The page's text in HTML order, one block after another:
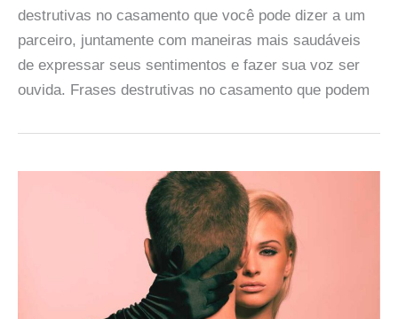
destrutivas no casamento que você pode dizer a um
parceiro, juntamente com maneiras mais saudáveis
de expressar seus sentimentos e fazer sua voz ser
ouvida. Frases destrutivas no casamento que podem